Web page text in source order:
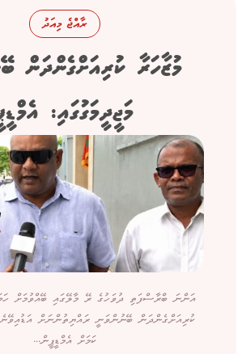
ރާއްޖެ މިއަދު
މުޒާހަރާ ކުރިއަށްގެންދަން
މަޖީދީމަގުގައި:
އަންނަ ބްރާސްފަތި ދުވަހުގެ ރޭ މާލޭގައި ބޭއްވުމަށް
ކުރިއަށްގެންދަން ބޭނުންވަނީ ރައްޔިތުންނަށް
ކަމަށް އެމްޑީޕީން...